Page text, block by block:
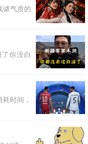
气质的
你没白
时间，